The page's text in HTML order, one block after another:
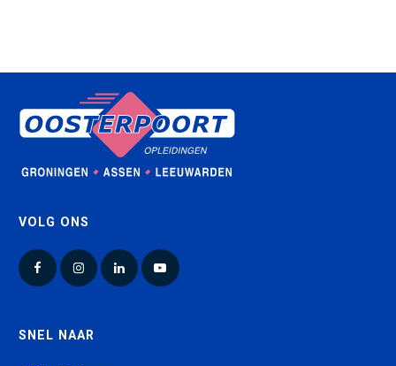
VOLG ONS
FacebookInstagramLinkedInYouTube
SNEL NAAR